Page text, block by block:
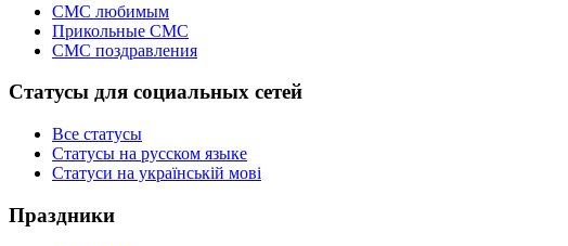
СМС любимым
Прикольные СМС
СМС поздравления
Статусы для социальных сетей
Все статусы
Статусы на русском языке
Статуси на українській мові
Праздники